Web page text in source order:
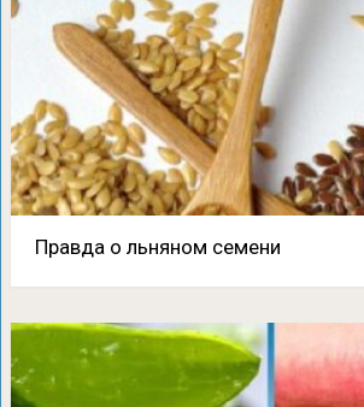
Правда о льняном семени